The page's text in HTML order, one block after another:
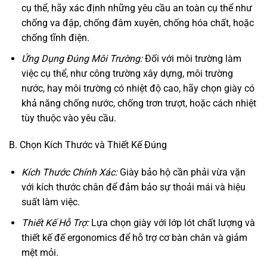
cụ thể, hãy xác định những yêu cầu an toàn cụ thể như
chống va đập, chống đâm xuyên, chống hóa chất, hoặc
chống tĩnh điện.
Ứng Dụng Đúng Môi Trường:Đối với môi trường làm
việc cụ thể, như công trường xây dựng, môi trường
nước, hay môi trường có nhiệt độ cao, hãy chọn giày có
khả năng chống nước, chống trơn trượt, hoặc cách nhiệt
tùy thuộc vào yêu cầu.
B. Chọn Kích Thước và Thiết Kế Đúng
Kích Thước Chính Xác:Giày bảo hộ cần phải vừa vặn
với kích thước chân để đảm bảo sự thoải mái và hiệu
suất làm việc.
Thiết Kế Hỗ Trợ:Lựa chọn giày với lớp lót chất lượng và
thiết kế đế ergonomics để hỗ trợ cơ bàn chân và giảm
mệt mỏi.